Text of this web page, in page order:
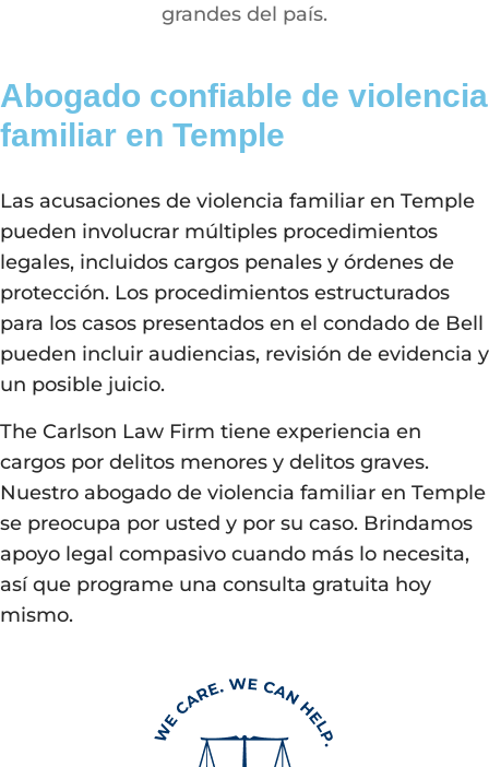
grandes del país.
Abogado confiable de violencia
familiar en Temple
Las acusaciones de violencia familiar en Temple
pueden involucrar múltiples procedimientos
legales, incluidos cargos penales y órdenes de
protección. Los procedimientos estructurados
para los casos presentados en el condado de Bell
pueden incluir audiencias, revisión de evidencia y
un posible juicio.
The Carlson Law Firm tiene experiencia en
cargos por delitos menores y delitos graves.
Nuestro abogado de violencia familiar en Temple
se preocupa por usted y por su caso. Brindamos
apoyo legal compasivo cuando más lo necesita,
así que programe una consulta gratuita hoy
mismo.